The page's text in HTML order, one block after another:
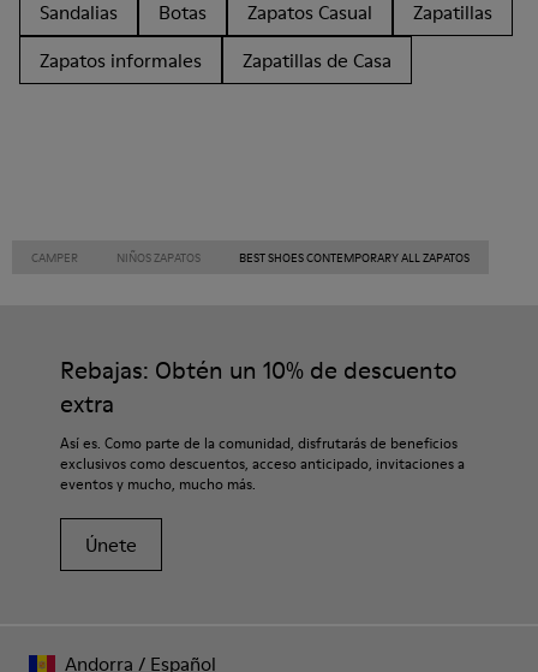
Sandalias
Botas Zapatos Casual
Zapatillas
Zapatos informales
Zapatillas de Casa
CAMPER NIÑOS ZAPATOS BEST SHOES CONTEMPORARY ALL ZAPATOS
Rebajas: Obtén un 10% de descuento
extra
Así es. Como parte de la comunidad, disfrutarás de beneficios
exclusivos como descuentos, acceso anticipado, invitaciones a
eventos y mucho, mucho más.
Únete
Andorra / Español